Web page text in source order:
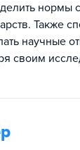
нормы
Также
научные
своим